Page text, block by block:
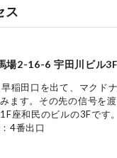
ス
場2-16-6 宇田川ビル3F
稲田口を出て、マクド
ます。その先の信号を
座和民のビルの3Fです。
4番出口